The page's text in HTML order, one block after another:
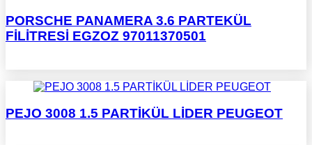
PORSCHE PANAMERA 3.6 PARTEKÜL
FİLİTRESİ EGZOZ 97011370501
PEJO 3008 1.5 PARTİKÜL LİDER PEUGEOT